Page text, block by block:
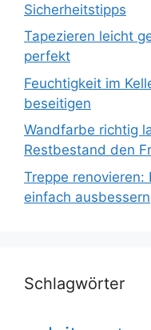
Sicherheitstipps
Tapezieren leicht
perfekt
Feuchtigkeit im
beseitigen
Wandfarbe richtig
Restbestand den
Treppe renovieren:
einfach ausbessern
Schlagwörter